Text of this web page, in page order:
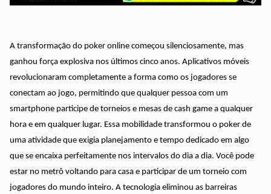
A transformação do poker online começou silenciosamente, mas
ganhou força explosiva nos últimos cinco anos. Aplicativos móveis
revolucionaram completamente a forma como os jogadores se
conectam ao jogo, permitindo que qualquer pessoa com um
smartphone participe de torneios e mesas de cash game a qualquer
hora e em qualquer lugar. Essa mobilidade transformou o poker de
uma atividade que exigia planejamento e tempo dedicado em algo
que se encaixa perfeitamente nos intervalos do dia a dia. Você pode
estar no metrô voltando para casa e participar de um torneio com
jogadores do mundo inteiro. A tecnologia eliminou as barreiras